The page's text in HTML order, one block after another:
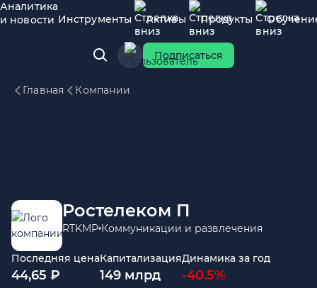
Аналитика
и новости Инструменты Активы Продукты
Подписаться
Главная Компании
Ростелеком П
RTKMP Коммуникации и развлечения
Последняя цена
44,65 ₽
Капитализация
149 млрд
Динамика за год
-40.5%